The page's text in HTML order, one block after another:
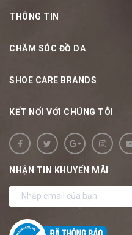
THÔNG TIN
CHĂM SÓC ĐỒ DA
SHOE CARE BRANDS
KẾT NỐI VỚI CHÚNG TÔI
NHẬN TIN KHUYẾN MÃI